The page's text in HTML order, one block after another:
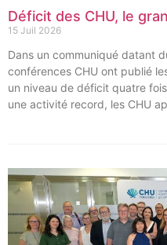
Déficit des CHU, le
15 Juil 2026
Dans un communiqué datant
conférences CHU ont publié
un niveau de déficit quatre
une activité record, les CHU